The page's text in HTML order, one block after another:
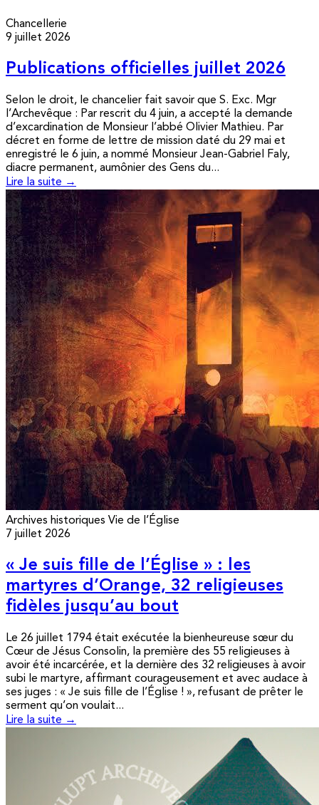
Chancellerie
9 juillet 2026
Publications officielles juillet 2026
Selon le droit, le chancelier fait savoir que S. Exc. Mgr
l’Archevêque : Par rescrit du 4 juin, a accepté la demande
d’excardination de Monsieur l’abbé Olivier Mathieu. Par
décret en forme de lettre de mission daté du 29 mai et
enregistré le 6 juin, a nommé Monsieur Jean-Gabriel Faly,
diacre permanent, aumônier des Gens du...
Lire la suite →
Archives historiques Vie de l’Église
7 juillet 2026
« Je suis fille de l’Église » : les
martyres d’Orange, 32 religieuses
fidèles jusqu’au bout
Le 26 juillet 1794 était exécutée la bienheureuse sœur du
Cœur de Jésus Consolin, la première des 55 religieuses à
avoir été incarcérée, et la dernière des 32 religieuses à avoir
subi le martyre, affirmant courageusement et avec audace à
ses juges : « Je suis fille de l’Église ! », refusant de prêter le
serment qu’on voulait...
Lire la suite →